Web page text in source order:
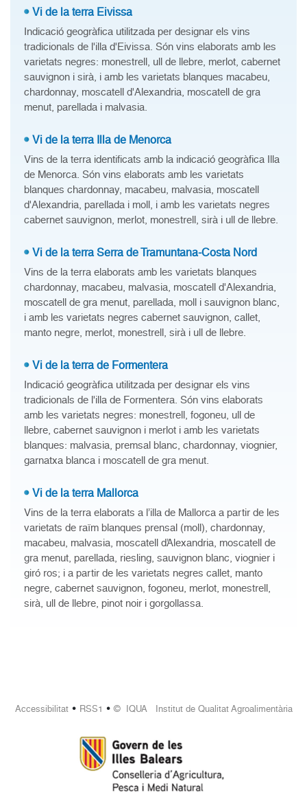
Vi de la terra Eivissa
Indicació geogràfica utilitzada per designar els vins
tradicionals de l'illa d'Eivissa. Són vins elaborats amb les
varietats negres: monestrell, ull de llebre, merlot, cabernet
sauvignon i sirà, i amb les varietats blanques macabeu,
chardonnay, moscatell d'Alexandria, moscatell de gra
menut, parellada i malvasia.
Vi de la terra Illa de Menorca
Vins de la terra identificats amb la indicació geogràfica Illa
de Menorca. Són vins elaborats amb les varietats
blanques chardonnay, macabeu, malvasia, moscatell
d'Alexandria, parellada i moll, i amb les varietats negres
cabernet sauvignon, merlot, monestrell, sirà i ull de llebre.
Vi de la terra Serra de Tramuntana-Costa Nord
Vins de la terra elaborats amb les varietats blanques
chardonnay, macabeu, malvasia, moscatell d'Alexandria,
moscatell de gra menut, parellada, moll i sauvignon blanc,
i amb les varietats negres cabernet sauvignon, callet,
manto negre, merlot, monestrell, sirà i ull de llebre.
Vi de la terra de Formentera
Indicació geogràfica utilitzada per designar els vins
tradicionals de l'illa de Formentera. Són vins elaborats
amb les varietats negres: monestrell, fogoneu, ull de
llebre, cabernet sauvignon i merlot i amb les varietats
blanques: malvasia, premsal blanc, chardonnay, viognier,
garnatxa blanca i moscatell de gra menut.
Vi de la terra Mallorca
Vins de la terra elaborats a l’illa de Mallorca a partir de les
varietats de raïm blanques prensal (moll), chardonnay,
macabeu, malvasia, moscatell d’Alexandria, moscatell de
gra menut, parellada, riesling, sauvignon blanc, viognier i
giró ros; i a partir de les varietats negres callet, manto
negre, cabernet sauvignon, fogoneu, merlot, monestrell,
sirà, ull de llebre, pinot noir i gorgollassa.
Accessibilitat• RSS1 • © IQUA Institut de Qualitat Agroalimentària